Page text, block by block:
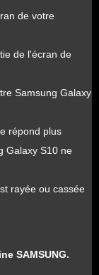
de votre
de l'écran de
Samsung Galaxy
répond plus
Galaxy S10 ne
rayée ou cassée
SAMSUNG.